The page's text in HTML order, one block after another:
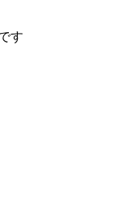
す